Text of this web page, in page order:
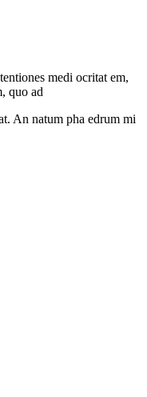
medi ocritat em,
quo ad
An natum pha edrum mi